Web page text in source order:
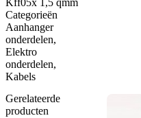
Kff05x 1,5 qmm
Categorieën
Aanhanger
onderdelen,
Elektro
onderdelen,
Kabels
Gerelateerde
producten